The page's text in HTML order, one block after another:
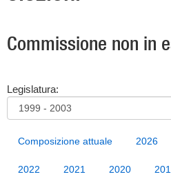
Commissione non in
Legislatura:
Composizione attuale 2026
2022 2021 2020